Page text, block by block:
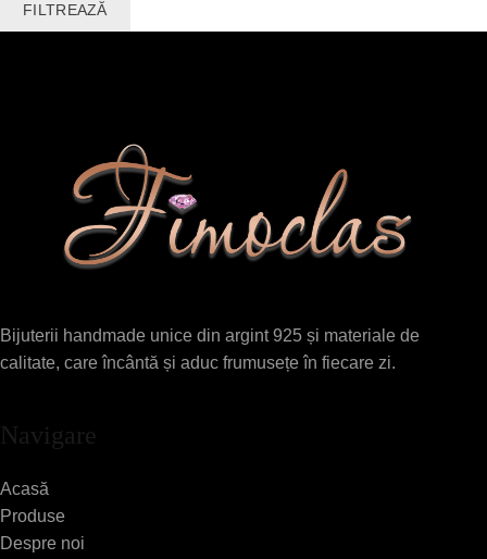
FILTREAZĂ
Bijuterii handmade unice din argint 925 și materiale de
calitate, care încântă și aduc frumusețe în fiecare zi.
Navigare
Acasă
Produse
Despre noi